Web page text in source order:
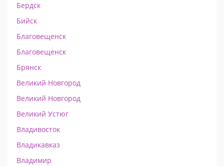
Бердск
Бийск
Благовещенск
Благовещенск
Брянск
Великий Новгород
Великий Новгород
Великий Устюг
Владивосток
Владикавказ
Владимир